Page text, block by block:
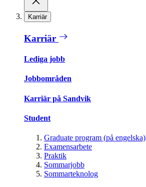
Karriär
Karriär
Lediga jobb
Jobbområden
Karriär på Sandvik
Student
Graduate program (på engelska)
Examensarbete
Praktik
Sommarjobb
Sommarteknolog